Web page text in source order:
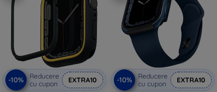
-10%
Reducere
cu cupon
EXTRA10 -10%
Reducere
cu cupon
EXTRA10